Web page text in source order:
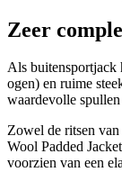
Zeer
Als buitensportjack
ogen) en ruime
waardevolle
Zowel de ritsen van
Wool Padded
voorzien van een